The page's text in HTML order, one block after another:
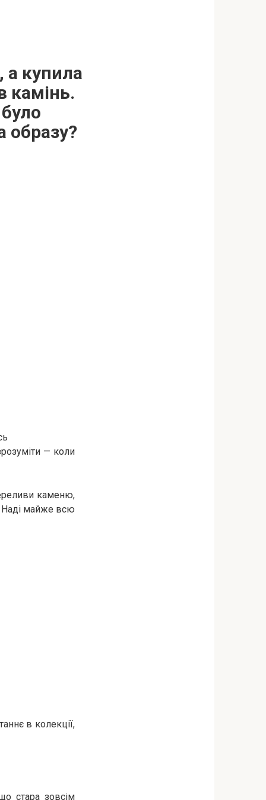
а купила
камінь.
образу?
— коли
каменю,
Наді майже всю
в колекції,
стара зовсім